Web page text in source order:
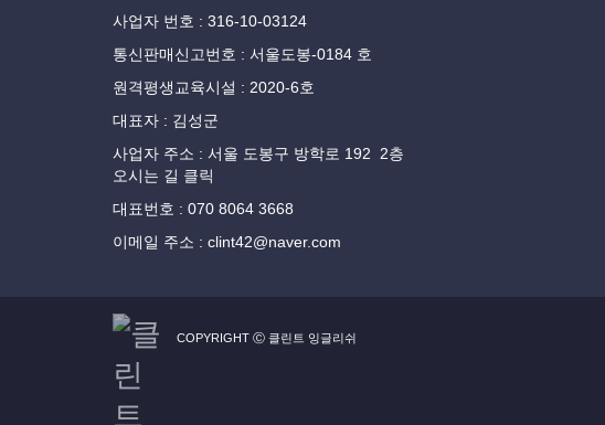
사업자 번호 : 316-10-03124
통신판매신고번호 : 서울도봉-0184 호
원격평생교육시설 : 2020-6호
대표자 : 김성군
사업자 주소 : 서울 도봉구 방학로 192 2층
오시는 길 클릭
대표번호 : 070 8064 3668
이메일 주소 : clint42@naver.com
COPYRIGHT Ⓒ 클린트 잉글리쉬